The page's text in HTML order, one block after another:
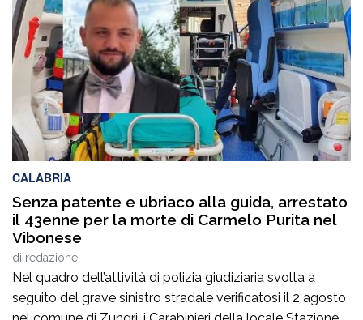
importante momento d’incontro tra letteratura, arte e
territorio, offrendo al pubblico l’opportunità di conoscere
più da […]
CALABRIA
Senza patente e ubriaco alla guida, arrestato
il 43enne per la morte di Carmelo Purita nel
Vibonese
di redazione
Nel quadro dell’attività di polizia giudiziaria svolta a
seguito del grave sinistro stradale verificatosi il 2 agosto